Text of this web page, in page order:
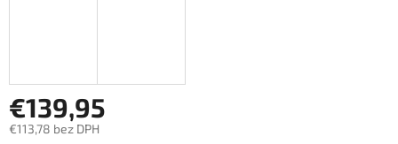
€139,95
€113,78 bez DPH